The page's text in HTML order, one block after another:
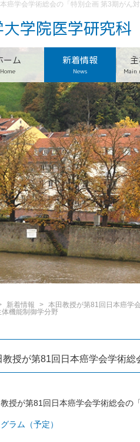
癌学会学術総会の「特別企画 第3期が
大学院医学研究科
ーム
Home
新着情報
News Main
新着情報
本田教授が第81回日本癌学
機能制御学分野
教授が第81回日本癌学会学術
授が第81回日本癌学会学術総会の
ラム（予定）